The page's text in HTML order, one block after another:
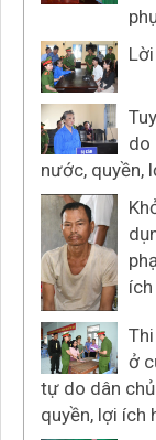
do
nước, quyền,
ở
tự do dân
quyền, lợi ích